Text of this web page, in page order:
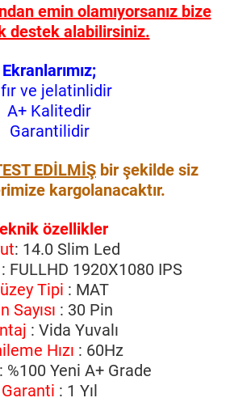
emin olamıyorsanız bize
destek alabilirsiniz.
Ekranlarımız;
ve jelatinlidir
A+ Kalitedir
Garantilidir
EDİLMİŞ bir şekilde siz
kargolanacaktır.
özellikler
: 14.0 Slim Led
FULLHD 1920X1080 IPS
Tipi : MAT
Sayısı : 30 Pin
: Vida Yuvalı
Hızı : 60Hz
: %100 Yeni A+ Grade
Garanti : 1 Yıl